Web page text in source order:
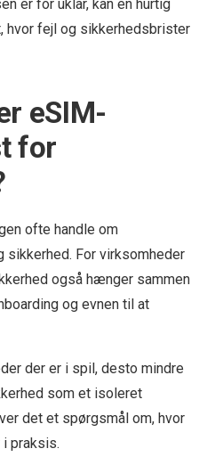
er for uklar, kan en hurtig
hvor fejl og sikkerhedsbrister
eSIM-
for
ofte handle om
sikkerhed. For virksomheder
også hænger sammen
og evnen til at
der er i spil, desto mindre
som et isoleret
det et spørgsmål om, hvor
praksis.